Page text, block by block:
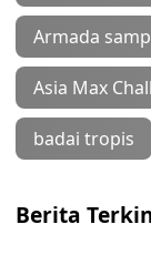
Armada
Asia Max
badai tropis
Berita